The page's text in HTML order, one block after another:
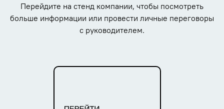
Перейдите на стенд компании, чтобы посмотреть
больше информации или провести личные переговоры
с руководителем.